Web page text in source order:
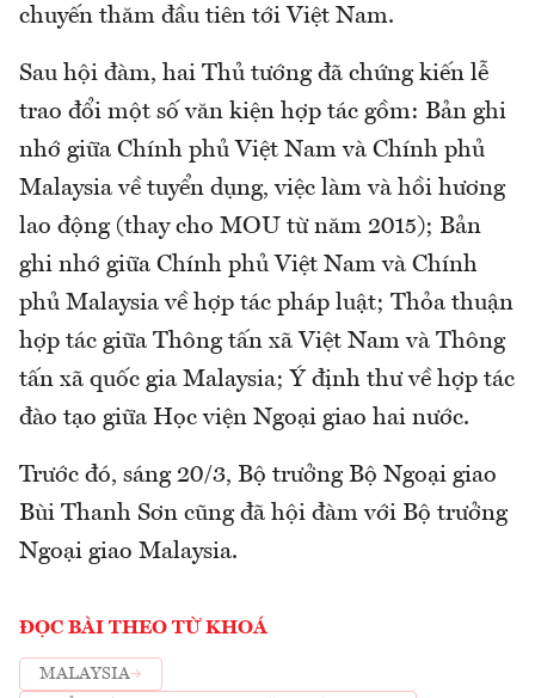
chuyến thăm đầu tiên tới Việt Nam.
Sau hội đàm, hai Thủ tướng đã chứng kiến lễ
trao đổi một số văn kiện hợp tác gồm: Bản ghi
nhớ giữa Chính phủ Việt Nam và Chính phủ
Malaysia về tuyển dụng, việc làm và hồi hương
lao động (thay cho MOU từ năm 2015); Bản
ghi nhớ giữa Chính phủ Việt Nam và Chính
phủ Malaysia về hợp tác pháp luật; Thỏa thuận
hợp tác giữa Thông tấn xã Việt Nam và Thông
tấn xã quốc gia Malaysia; Ý định thư về hợp tác
đào tạo giữa Học viện Ngoại giao hai nước.
Trước đó, sáng 20/3, Bộ trưởng Bộ Ngoại giao
Bùi Thanh Sơn cũng đã hội đàm với Bộ trưởng
Ngoại giao Malaysia.
ĐỌC BÀI THEO TỪ KHOÁ
MALAYSIA